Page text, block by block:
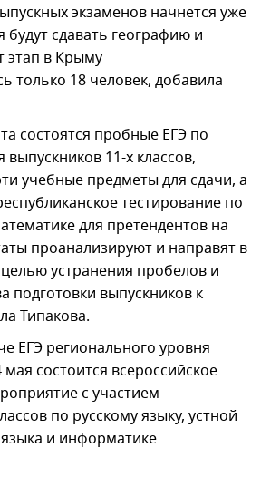
экзаменов начнется уже
сдавать географию и
этап в Крыму
только 18 человек, добавила
состоятся пробные ЕГЭ по
11-х классов,
учебные предметы для сдачи, а
тестирование по
для претендентов на
проанализируют и направят в
устранения пробелов и
подготовки выпускников к
Типакова.
ЕГЭ регионального уровня
состоится всероссийское
с участием
по русскому языку, устной
и информатике